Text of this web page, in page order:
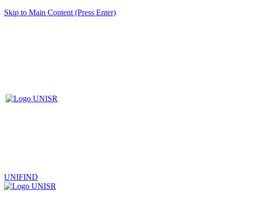
Skip to Main Content (Press Enter)
UNIFIND